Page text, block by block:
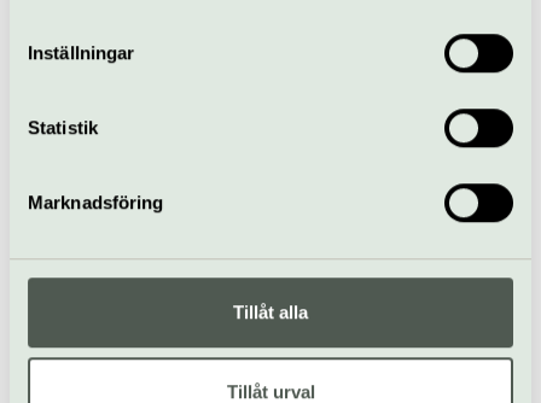
information från din enhet till de sociala medier och
annons- och analysföretag som vi samarbetar med.
information som du har tillhandahållit eller som de har
Inställningar
Statistik
Marknadsföring
Tillåt alla
Tillåt urval
Pop & rock Konsert